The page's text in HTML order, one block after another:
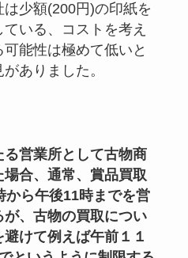
少額(200円)の印紙を
いる、コストを考え
能性は極めて低いと
ありました。
営業所として古物商
合、通常、賞品買取
から午後11時までを営
、古物の買取につい
けて例えば午前１１